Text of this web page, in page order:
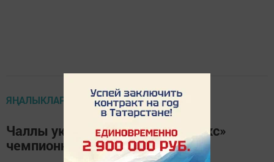
ЯҢАЛЫКЛАР ТАСМАСЫ
Чаллы укучылары - «Абилимпикс»
чемпионнары